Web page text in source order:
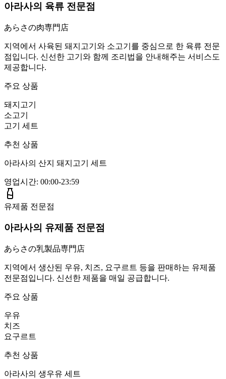
아라사의 육류 전문점
あらさの肉専門店
지역에서 사육된 돼지고기와 소고기를 중심으로 한 육류 전문
점입니다. 신선한 고기와 함께 조리법을 안내해주는 서비스도
제공합니다.
주요 상품
돼지고기
소고기
고기 세트
추천 상품
아라사의 산지 돼지고기 세트
영업시간: 00:00-23:59
유제품 전문점
아라사의 유제품 전문점
あらさの乳製品専門店
지역에서 생산된 우유, 치즈, 요구르트 등을 판매하는 유제품
전문점입니다. 신선한 제품을 매일 공급합니다.
주요 상품
우유
치즈
요구르트
추천 상품
아라사의 생우유 세트